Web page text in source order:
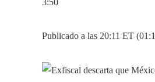
3:50
Publicado a las 20:11 ET